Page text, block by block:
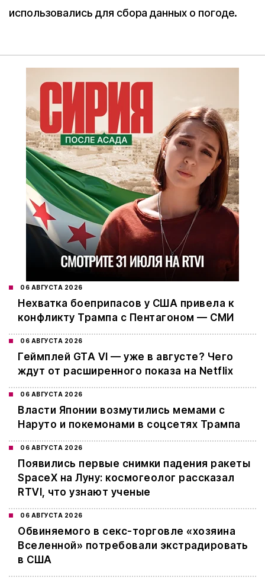
использовались для сбора данных о погоде.
06 АВГУСТА 2026
Нехватка боеприпасов у США привела к
конфликту Трампа с Пентагоном — СМИ
06 АВГУСТА 2026
Геймплей GTA VI — уже в августе? Чего
ждут от расширенного показа на Netflix
06 АВГУСТА 2026
Власти Японии возмутились мемами с
Наруто и покемонами в соцсетях Трампа
06 АВГУСТА 2026
Появились первые снимки падения ракеты
SpaceX на Луну: космогеолог рассказал
RTVI, что узнают ученые
06 АВГУСТА 2026
Обвиняемого в секс-торговле «хозяина
Вселенной» потребовали экстрадировать
в США